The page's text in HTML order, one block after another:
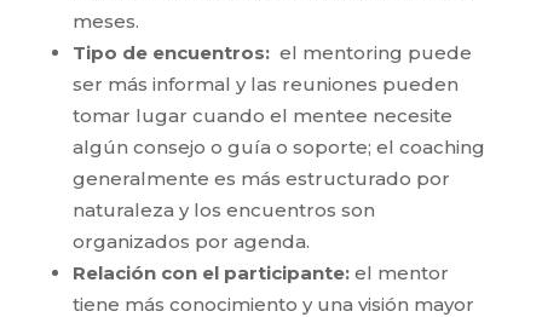
meses.
Tipo de encuentros: el mentoring puede
ser más informal y las reuniones pueden
tomar lugar cuando el mentee necesite
algún consejo o guía o soporte; el coaching
generalmente es más estructurado por
naturaleza y los encuentros son
organizados por agenda.
Relación con el participante: el mentor
tiene más conocimiento y una visión mayor